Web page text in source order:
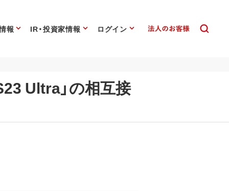
報 IR・投資家情報 ログイン
Ultra」の相互接